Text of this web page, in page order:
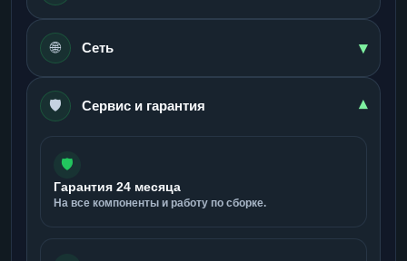
🌐 Сеть ▾
🛡️ Сервис и гарантия ▾
🛡️
Гарантия 24 месяца
На все компоненты и работу по сборке.